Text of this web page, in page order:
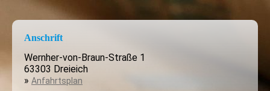
Anschrift
Wernher-von-Braun-Straße 1
63303 Dreieich
» Anfahrtsplan